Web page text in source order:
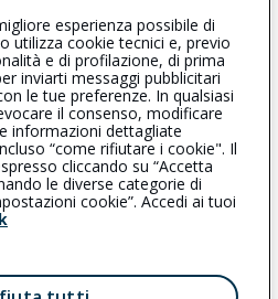
0761492402
dell’IVASS. Consulta il
| Il Gruppo Generali
esperienza possibile di
utilizza cookie tecnici e, previo
e di profilazione, di prima
inviarti messaggi pubblicitari
le tue preferenze. In qualsiasi
il consenso, modificare
informazioni dettagliate
“come rifiutare i cookie". Il
cliccando su “Accetta
le diverse categorie di
cookie”. Accedi ai tuoi